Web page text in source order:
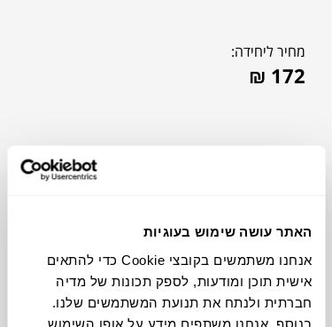
האתר עושה שימוש בעוגיות
אנחנו משתמשים בקובצי Cookie כדי להתאים
אישית תוכן ומודעות, לספק תכונות של מדיה
חברתית ולנתח את תנועת המשתמשים שלנו.
בנוסף, אנחנו משתפים מידע על אופן השימוש
מחיר ליחידה:
₪ 172
צבעים